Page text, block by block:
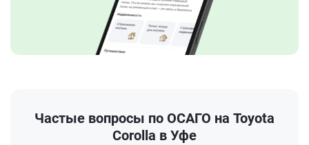
Частые вопросы по ОСАГО на Toyota
Corolla в Уфе